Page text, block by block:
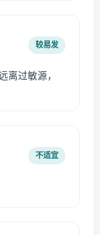
较易发
离过敏源，
不适宜